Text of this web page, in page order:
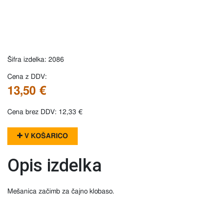
Šifra izdelka: 2086
Cena z DDV:
13,50 €
Cena brez DDV: 12,33 €
V KOŠARICO
Opis izdelka
Mešanica začimb za čajno klobaso.